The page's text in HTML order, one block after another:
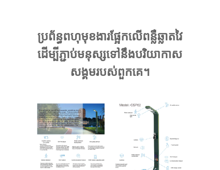
ប្រព័ន្ធពហុមុខងារផ្អែកលើពន្លឺឆ្លាតវៃ
ដើម្បីភ្ជាប់មនុស្សទៅនឹងបរិយាកាស
សង្គមរបស់ពួកគេ។